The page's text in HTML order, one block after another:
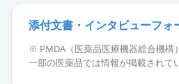
オロパタジン点眼液0.1％「
薬価 31.40 円
添付文書・インタビューフォ
※ PMDA（医薬品医療機器総合機構
一部の医薬品では情報が掲載されて